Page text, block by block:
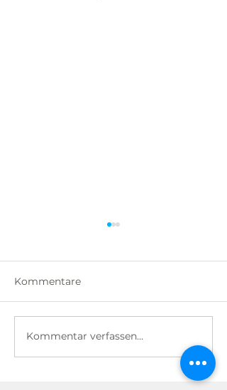
Methode = Magie
Kommentare
Kommentar verfassen...